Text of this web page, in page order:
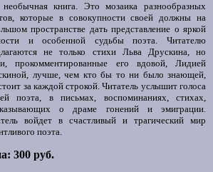
книга. Это мозаика разнообразных
которые в совокупности своей должны на
пространстве дать представление о яркой
и особенной судьбы поэта. Читателю
не только стихи Льва Друскина, но
прокомментированные его вдовой, Лидией
лучше, чем кто бы то ни было знающей,
за каждой строкой. Читатель услышит голоса
поэта, в письмах, воспоминаниях, стихах,
о драме гонений и эмиграции.
войдет в счастливый и трагический мир
поэта.
300 руб.